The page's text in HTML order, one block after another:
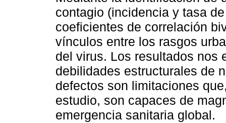
contagio (incidencia y tasa
coeficientes de correlación
vínculos entre los rasgos
del virus. Los resultados nos
debilidades estructurales de
defectos son limitaciones
estudio, son capaces de
emergencia sanitaria global.